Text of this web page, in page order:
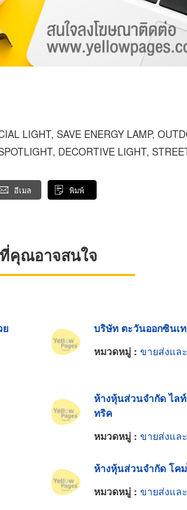
LIGHT, SAVE ENERGY LAMP,
DECORTIVE LIGHT,
อีเมล พิมพ์
คุณอาจสนใจ
ย
บริษัท ตะวันออกซินเ
หมวดหมู่ : ขายส่งแล
ห้างหุ้นส่วนจำกัด ไล
ทริค
หมวดหมู่ : ขายส่งแล
ห้างหุ้นส่วนจำกัด โค
หมวดหมู่ : ขายส่งแล